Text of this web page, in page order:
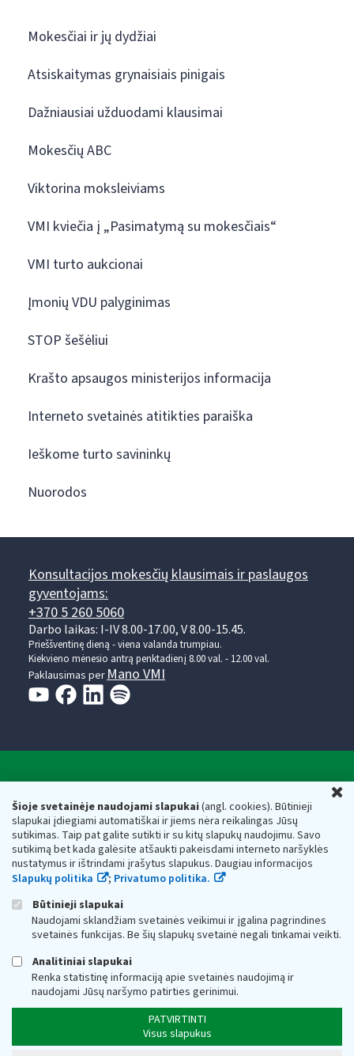
Šioje svetainėje naudojami slapukai(angl. cookies). Būtinieji
slapukai įdiegiami automatiškai ir jiems nėra reikalingas Jūsų
sutikimas. Taip pat galite sutikti ir su kitų slapukų naudojimu. Savo
sutikimą bet kada galėsite atšaukti pakeisdami interneto naršyklės
nustatymus ir ištrindami įrašytus slapukus. Daugiau informacijos
Slapukų politika
; Privatumo politika.
Būtinieji slapukai
Naudojami sklandžiam svetainės veikimui ir įgalina pagrindines
svetainės funkcijas. Be šių slapukų svetainė negali tinkamai veikti.
Analitiniai slapukai
Renka statistinę informaciją apie svetainės naudojimą ir
naudojami Jūsų naršymo patirties gerinimui.
PATVIRTINTI
Visus slapukus
Mokesčiai ir jų dydžiai
Atsiskaitymas grynaisiais pinigais
Dažniausiai užduodami klausimai
Mokesčių ABC
Viktorina moksleiviams
VMI kviečia į „Pasimatymą su mokesčiais“
VMI turto aukcionai
Įmonių VDU palyginimas
STOP šešėliui
Krašto apsaugos ministerijos informacija
Interneto svetainės atitikties paraiška
Ieškome turto savininkų
Nuorodos
Konsultacijos mokesčių klausimais ir paslaugos
gyventojams:
+370 5 260 5060
Darbo laikas: I-IV 8.00-17.00, V 8.00-15.45.
Prieššventinę dieną - viena valanda trumpiau.
Kiekvieno mėnesio antrą penktadienį 8.00 val. - 12.00 val.
Paklausimas perMano VMI
Valstybinė mokesčių inspekcija prie Lietuvos
Respublikos finansų ministerijos
Biudžetinė įstaiga. Juridinio asmens kodas — 188659752,
adresas: Vasario 16-osios g. 14, 01107 Vilnius, Lietuva, el.paštas:
vmi@vmi.lt , E. pristatymo dėžutės adresas 188659752
Duomenys apie Valstybinę mokesčių inspekciją prie Lietuvos
Respublikos finansų ministerijos kaupiami ir saugomi Juridinių